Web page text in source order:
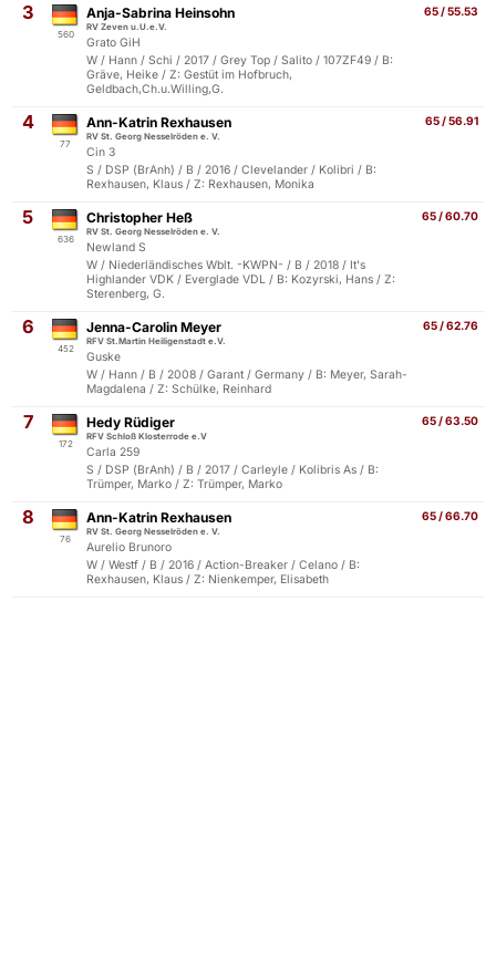
3
560
65 / 55.53
Anja-Sabrina Heinsohn
RV Zeven u.U.e.V.
Grato GiH
W / Hann / Schi / 2017 / Grey Top / Salito / 107ZF49 / B:
Gräve, Heike / Z: Gestüt im Hofbruch,
Geldbach,Ch.u.Willing,G.
4
77
65 / 56.91
Ann-Katrin Rexhausen
RV St. Georg Nesselröden e. V.
Cin 3
S / DSP (BrAnh) / B / 2016 / Clevelander / Kolibri / B:
Rexhausen, Klaus / Z: Rexhausen, Monika
5
636
65 / 60.70
Christopher Heß
RV St. Georg Nesselröden e. V.
Newland S
W / Niederländisches Wblt. -KWPN- / B / 2018 / It's
Highlander VDK / Everglade VDL / B: Kozyrski, Hans / Z:
Sterenberg, G.
6
452
65 / 62.76
Jenna-Carolin Meyer
RFV St.Martin Heiligenstadt e.V.
Guske
W / Hann / B / 2008 / Garant / Germany / B: Meyer, Sarah-
Magdalena / Z: Schülke, Reinhard
7
172
65 / 63.50
Hedy Rüdiger
RFV Schloß Klosterrode e.V
Carla 259
S / DSP (BrAnh) / B / 2017 / Carleyle / Kolibris As / B:
Trümper, Marko / Z: Trümper, Marko
8
76
65 / 66.70
Ann-Katrin Rexhausen
RV St. Georg Nesselröden e. V.
Aurelio Brunoro
W / Westf / B / 2016 / Action-Breaker / Celano / B:
Rexhausen, Klaus / Z: Nienkemper, Elisabeth